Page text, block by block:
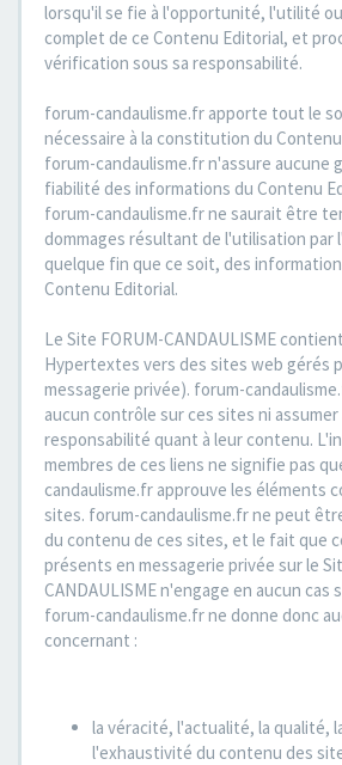
lorsqu'il se fie à l'opportunité, l'utilité
complet de ce Contenu Editorial, et
vérification sous sa responsabilité.
forum-candaulisme.fr apporte tout le
nécessaire à la constitution du
forum-candaulisme.fr n'assure aucune
fiabilité des informations du Contenu
forum-candaulisme.fr ne saurait être
dommages résultant de l'utilisation par
quelque fin que ce soit, des
Contenu Editorial.
Le Site FORUM-CANDAULISME
Hypertextes vers des sites web gérés
messagerie privée). forum-
aucun contrôle sur ces sites ni assumer
responsabilité quant à leur contenu.
membres de ces liens ne signifie pas
candaulisme.fr approuve les éléments
sites. forum-candaulisme.fr ne peut
du contenu de ces sites, et le fait que
présents en messagerie privée sur le
CANDAULISME n'engage en aucun cas
forum-candaulisme.fr ne donne donc
concernant :
la véracité, l'actualité, la qualité,
l'exhaustivité du contenu des